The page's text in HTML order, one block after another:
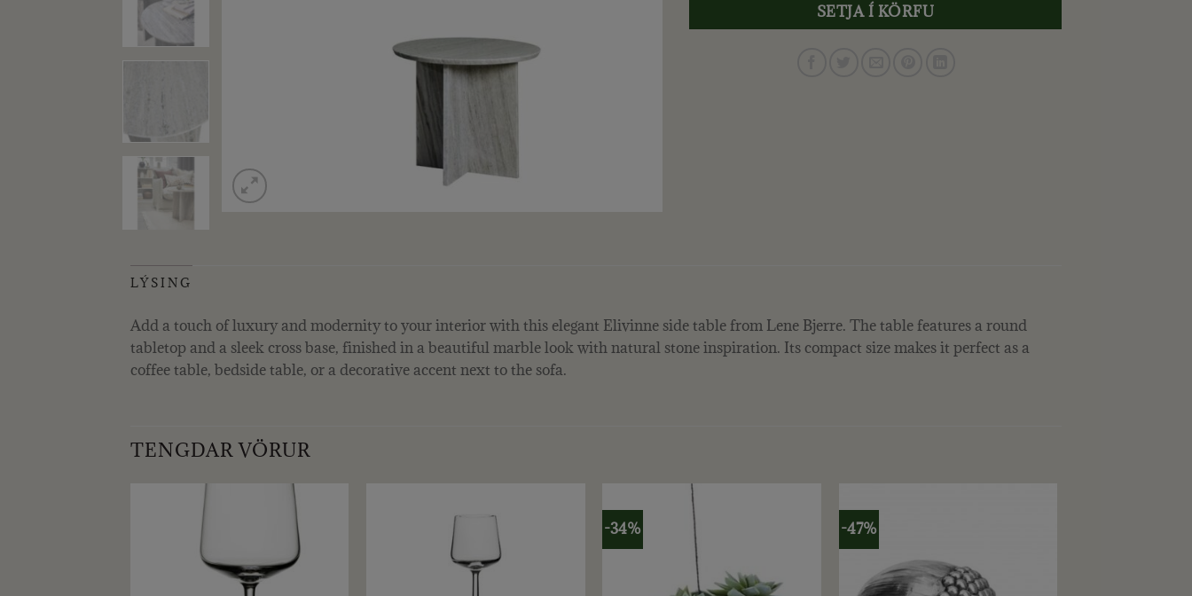
SETJA Í KÖRFU
LÝSING
Add a touch of luxury and modernity to your interior with this elegant Elivinne side table from Lene Bjerre. The table features a round
tabletop and a sleek cross base, finished in a beautiful marble look with natural stone inspiration. Its compact size makes it perfect as a
coffee table, bedside table, or a decorative accent next to the sofa.
TENGDAR VÖRUR
-34% -47%